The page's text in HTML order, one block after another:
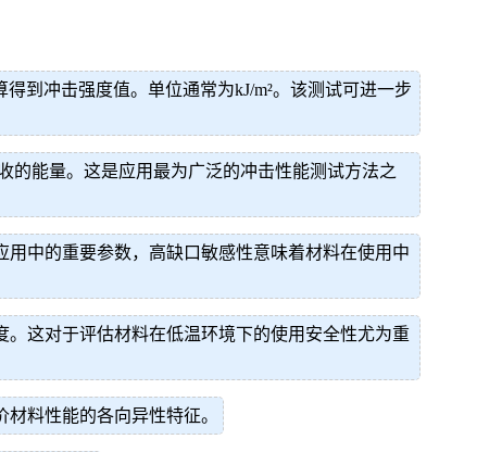
到冲击强度值。单位通常为kJ/m²。该测试可进一步
的能量。这是应用最为广泛的冲击性能测试方法之
中的重要参数，高缺口敏感性意味着材料在使用中
这对于评估材料在低温环境下的使用安全性尤为重
料性能的各向异性特征。